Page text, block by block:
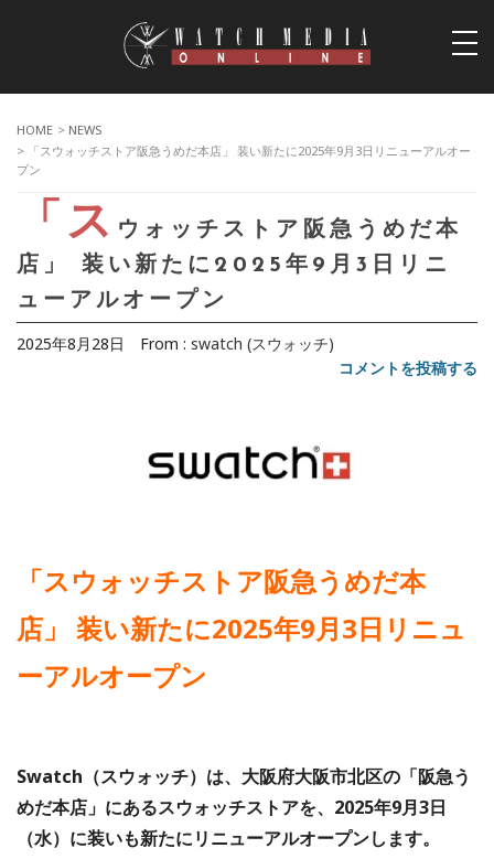
HOME > NEWS
> 「スウォッチストア阪急うめだ本店」 装い新たに2025年9月3日リニューアルオー
プン
「ス ウォッチストア阪急うめだ本
店」 装い新たに2025年9月3日リニ
ューアルオープン
2025年8月28日 From : swatch (スウォッチ)
コメントを投稿する
「スウォッチストア阪急うめだ本
店」 装い新たに2025年9月3日リニュ
ーアルオープン
Swatch（スウォッチ）は、大阪府大阪市北区の「阪急う
めだ本店」にあるスウォッチストアを、2025年9月3日
（水）に装いも新たにリニューアルオープンします。